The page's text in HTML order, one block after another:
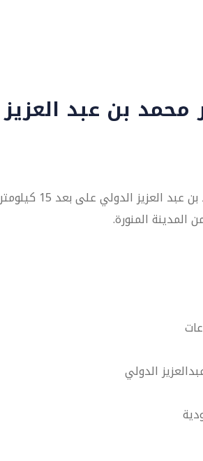
محمد بن عبد العزيز
يقع مطار الأمير محمد بن عبد العزيز الدولي على
المنورة.
الدولي